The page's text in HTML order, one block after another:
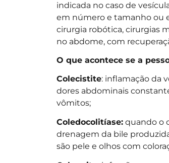
indicada no caso de
em número e tamanho ou
cirurgia robótica, cirurgias
no abdome, com
O que acontece se a
Colecistite: inflamação da
dores abdominais
vômitos;
Coledocolitíase: quando o
drenagem da bile
são pele e olhos com